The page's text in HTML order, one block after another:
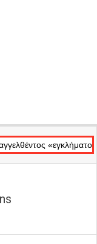
«εγκλήματος» στις